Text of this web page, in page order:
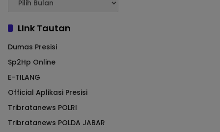
LInk Tautan
Dumas Presisi
Sp2Hp Online
E-TILANG
Official Aplikasi Presisi
Tribratanews POLRI
Tribratanews POLDA JABAR